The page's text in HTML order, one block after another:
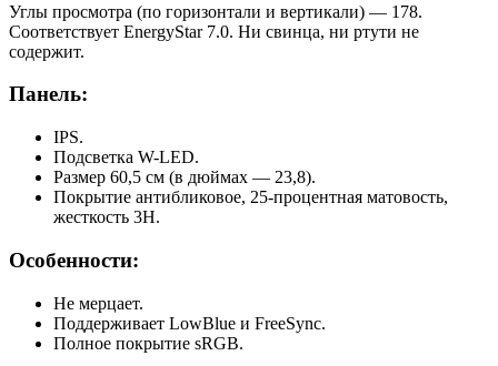
Углы просмотра (по горизонтали и вертикали) — 178.
Соответствует EnergyStar 7.0. Ни свинца, ни ртути не
содержит.
Панель:
IPS.
Подсветка W-LED.
Размер 60,5 см (в дюймах — 23,8).
Покрытие антибликовое, 25-процентная матовость,
жесткость 3H.
Особенности:
Не мерцает.
Поддерживает LowBlue и FreeSync.
Полное покрытие sRGB.